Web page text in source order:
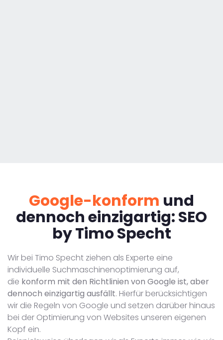
Google-konform und
dennoch einzigartig: SEO
by Timo Specht
Wir bei Timo Specht ziehen als Experte eine
individuelle Suchmaschinenoptimierung auf,
die konform mit den Richtlinien von Google ist, aber
dennoch einzigartig ausfällt. Hierfür berücksichtigen
wir die Regeln von Google und setzen darüber hinaus
bei der Optimierung von Websites unseren eigenen
Kopf ein.